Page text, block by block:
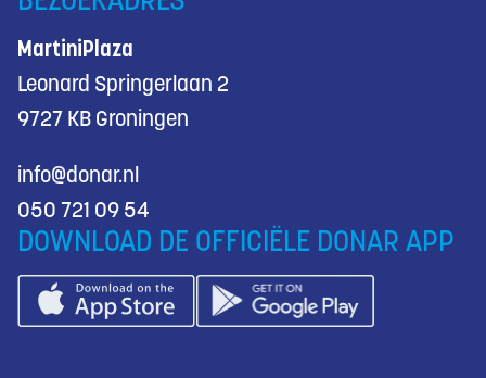
MartiniPlaza
Leonard Springerlaan 2
9727 KB Groningen
info@donar.nl
050 721 09 54
DOWNLOAD DE OFFICIËLE DONAR APP